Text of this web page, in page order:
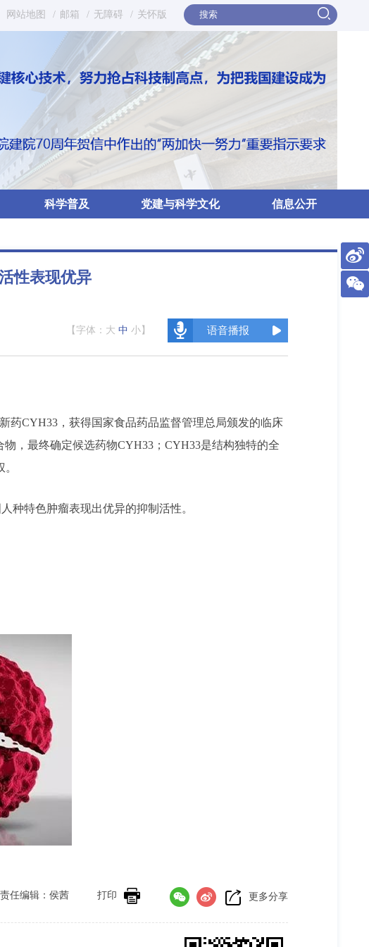
网站地图 / 邮箱 / 无障碍 / 关怀版
科学普及 党建与科学文化 信息公开
性表现优异
【字体： 大 中 小 】 语音播报
CYH33，获得国家食品药品监督管理总局颁发的临床
，最终确定候选药物CYH33；CYH33是结构独特的全
特色肿瘤表现出优异的抑制活性。
更多分享
打印
责任编辑：侯茜